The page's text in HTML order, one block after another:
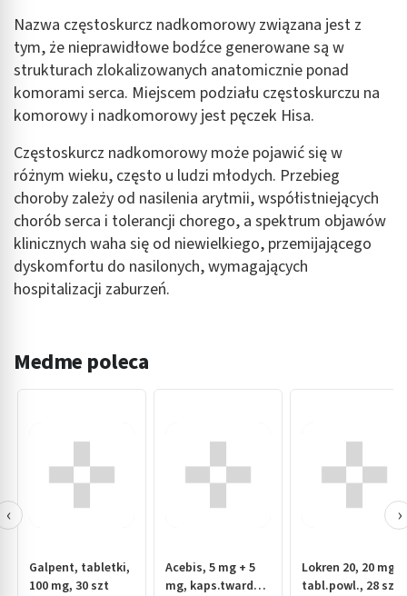
Nazwa częstoskurcz nadkomorowy związana jest z
tym, że nieprawidłowe bodźce generowane są w
strukturach zlokalizowanych anatomicznie ponad
komorami serca. Miejscem podziału częstoskurczu na
komorowy i nadkomorowy jest pęczek Hisa.
Częstoskurcz nadkomorowy może pojawić się w
różnym wieku, często u ludzi młodych. Przebieg
choroby zależy od nasilenia arytmii, współistniejących
chorób serca i tolerancji chorego, a spektrum objawów
klinicznych waha się od niewielkiego, przemijającego
dyskomfortu do nasilonych, wymagających
hospitalizacji zaburzeń.
Medme poleca
Galpent, tabletki,
100 mg, 30 szt
Acebis, 5 mg + 5
mg, kaps.twarde,
Lokren 20, 20 mg,
tabl.powl., 28 szt
‹ ›